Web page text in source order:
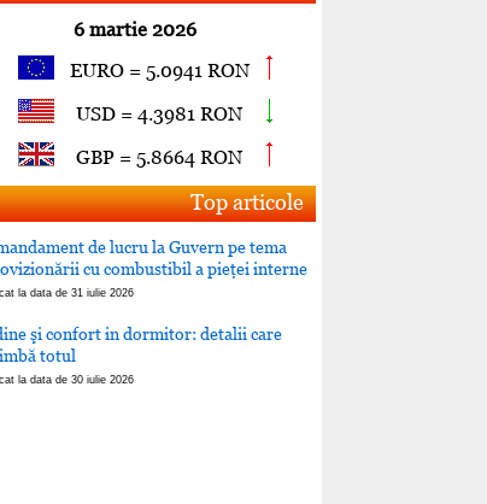
6 martie 2026
EURO = 5.0941 RON
USD = 4.3981 RON
GBP = 5.8664 RON
Top articole
de lucru la Guvern pe tema
cu combustibil a pieţei interne
la data de 31 iulie 2026
şi confort in dormitor: detalii care
totul
la data de 30 iulie 2026